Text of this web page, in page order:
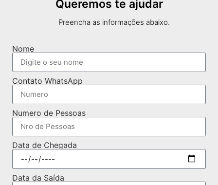
Queremos te ajudar
Preencha as informações abaixo.
Nome
Contato WhatsApp
Numero de Pessoas
Data de Chegada
Data da Saída